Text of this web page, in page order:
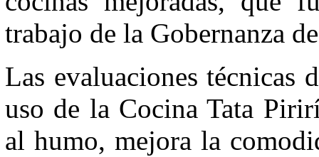
trabajo de la Gobernanza
Las evaluaciones técnicas
uso de la Cocina Tata
al humo, mejora la